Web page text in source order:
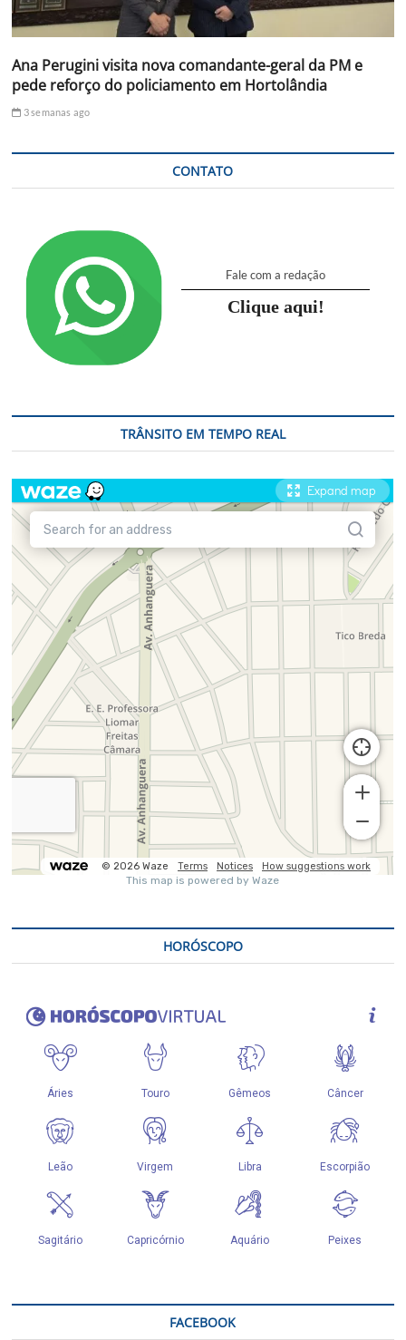
Ana Perugini visita nova comandante-geral da PM e
pede reforço do policiamento em Hortolândia
3 semanas ago
CONTATO
Fale com a redação
Clique aqui!
TRÂNSITO EM TEMPO REAL
HORÓSCOPO
FACEBOOK